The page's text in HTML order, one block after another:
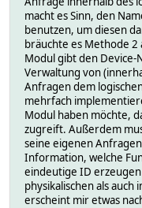
macht es Sinn, den
benutzen, um diesen
bräuchte es Methode 2
Modul gibt den Device-
Verwaltung von
Anfragen dem
mehrfach
Modul haben möchte,
zugreift. Außerdem
seine eigenen
Information, welche
eindeutige ID
physikalischen als
erscheint mir etwas